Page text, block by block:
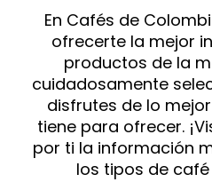
En Cafés de
ofrecerte la mejor
productos de la
cuidadosamente
disfrutes de lo
tiene para ofrecer.
por ti la información
los tipos de